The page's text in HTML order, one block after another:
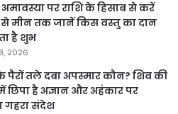
अमावस्या पर राशि के हिसाब से करें
मीन तक जानें किस वस्तु का दान
है शुभ
2026
पैरों तले दबा अपस्मार कौन? शिव की
छिपा है अज्ञान और अहंकार पर
गहरा संदेश